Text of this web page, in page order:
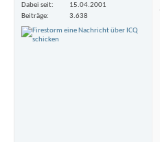
Dabei seit
15.04.2001
Beiträge
3.638